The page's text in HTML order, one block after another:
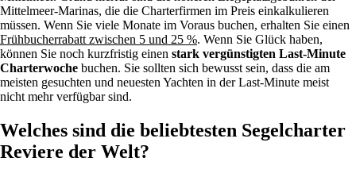
Mittelmeer-Marinas, die die Charterfirmen im Preis einkalkulieren
müssen. Wenn Sie viele Monate im Voraus buchen, erhalten Sie einen
Frühbucherrabatt zwischen 5 und 25 %. Wenn Sie Glück haben,
können Sie noch kurzfristig einen stark vergünstigten Last-Minute
Charterwoche buchen. Sie sollten sich bewusst sein, dass die am
meisten gesuchten und neuesten Yachten in der Last-Minute meist
nicht mehr verfügbar sind.
Welches sind die beliebtesten Segelcharter
Reviere der Welt?